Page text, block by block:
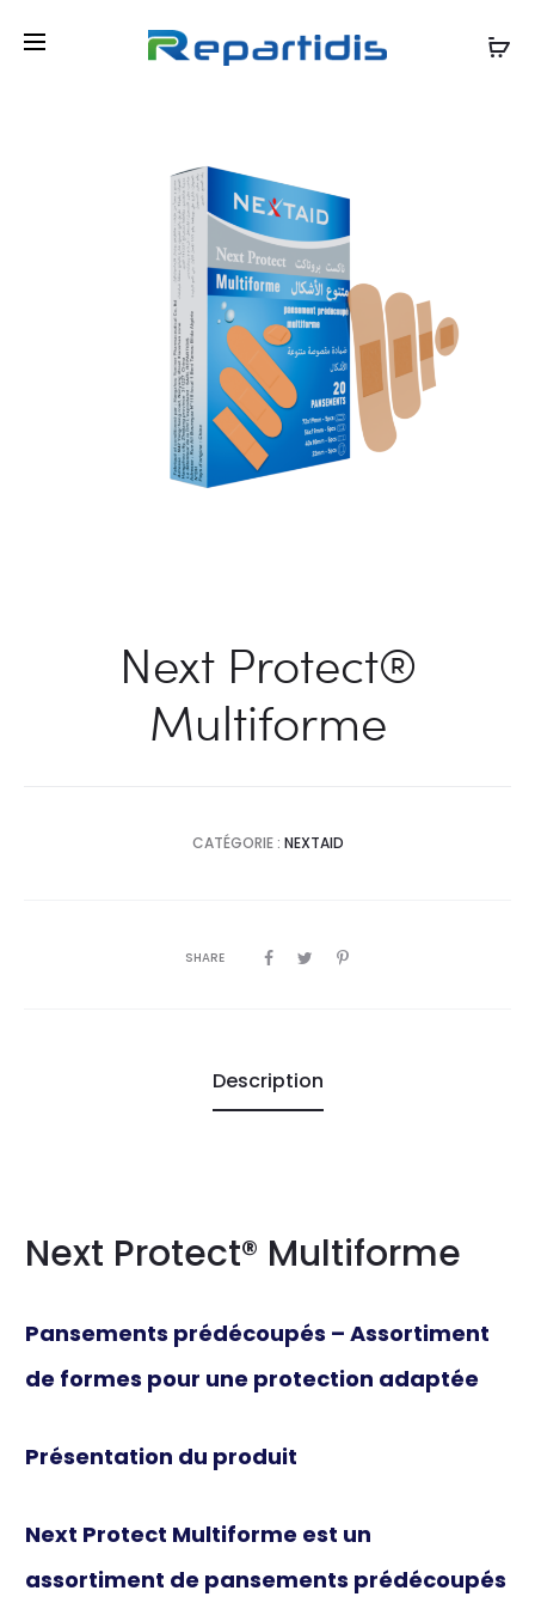
Next Protect®
Multiforme
CATÉGORIE : NEXTAID
SHARE
Description
Next Protect® Multiforme
Pansements prédécoupés – Assortiment
de formes pour une protection adaptée
Présentation du produit
Next Protect Multiforme est un
assortiment de pansements prédécoupés